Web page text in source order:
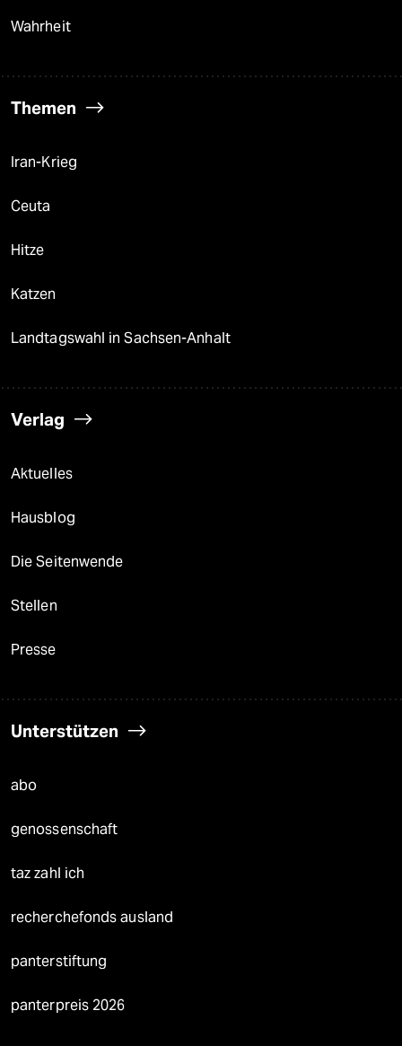
Wahrheit
Themen
Iran-Krieg
Ceuta
Hitze
Katzen
Landtagswahl in Sachsen-Anhalt
Verlag
Aktuelles
Hausblog
Die Seitenwende
Stellen
Presse
Unterstützen
abo
genossenschaft
taz zahl ich
recherchefonds ausland
panterstiftung
panterpreis 2026